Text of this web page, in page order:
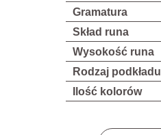
Gramatura
Skład runa
Wysokość runa
Rodzaj podkładu
Ilość kolorów